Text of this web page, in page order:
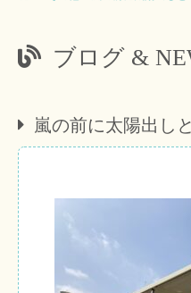
ブログ &
嵐の前に太陽出し